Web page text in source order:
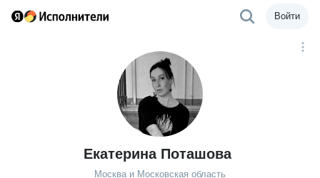
Войти
Екатерина Поташова
Москва и Московская область